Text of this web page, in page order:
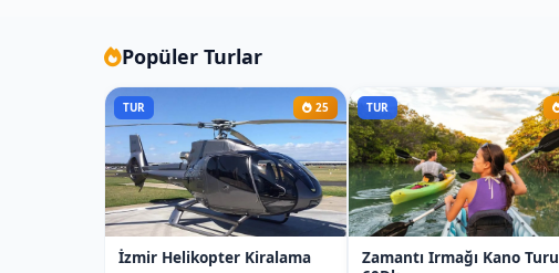
Popüler Turlar
TUR 25
İzmir Helikopter Kiralama
TUR
Zamantı Irmağı Kano Turu